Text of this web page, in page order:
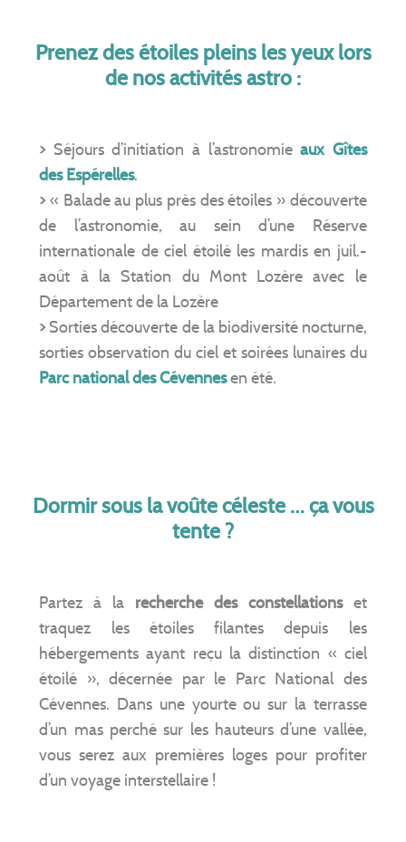
Prenez des étoiles pleins les yeux lors
de nos activités astro :
> Séjours d’initiation à l’astronomieaux Gîtes
des Espérelles.
>« Balade au plus près des étoiles » découverte
de l’astronomie, au sein d’une Réserve
internationale de ciel étoilé les mardis en juil.-
août à la Station du Mont Lozère avec le
Département de la Lozère
>Sorties découverte de la biodiversité nocturne,
sorties observation du ciel et soirées lunaires du
Parc national des Cévennesen été.
Dormir sous la voûte céleste … ça vous
tente ?
Partez à la recherche des constellationset
traquez les étoiles filantes depuis les
hébergements ayant reçu la distinction « ciel
étoilé », décernée par le Parc National des
Cévennes. Dans une yourte ou sur la terrasse
d’un mas perché sur les hauteurs d’une vallée,
vous serez aux premières loges pour profiter
d’un voyage interstellaire !